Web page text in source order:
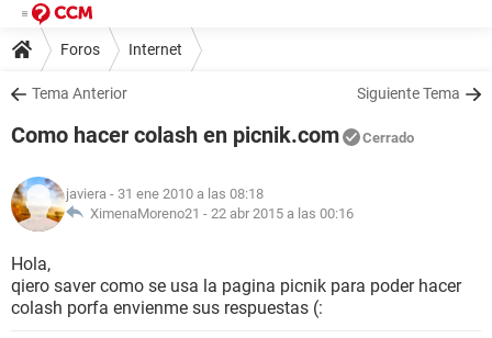
Foros Internet
Tema Anterior Siguiente Tema
Como hacer colash en picnik.com Cerrado
javiera - 31 ene 2010 a las 08:18
XimenaMoreno21 - 22 abr 2015 a las 00:16
Hola,
qiero saver como se usa la pagina picnik para poder hacer
colash porfa envienme sus respuestas (: